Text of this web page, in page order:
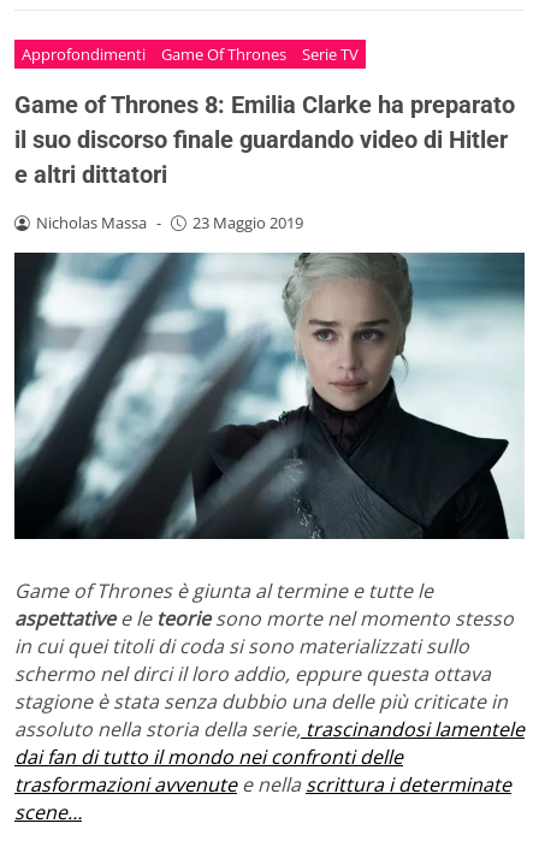
Approfondimenti Game Of Thrones Serie TV
Game of Thrones 8: Emilia Clarke ha preparato
il suo discorso finale guardando video di Hitler
e altri dittatori
Nicholas Massa - 23 Maggio 2019
Game of Thrones è giunta al termine e tutte le
aspettativee le teoriesono morte nel momento stesso
in cui quei titoli di coda si sono materializzati sullo
schermo nel dirci il loro addio, eppure questa ottava
stagione è stata senza dubbio una delle più criticate in
assoluto nella storia della serie, trascinandosi lamentele
dai fan di tutto il mondo nei confronti delle
trasformazioni avvenutee nella scrittura i determinate
scene…